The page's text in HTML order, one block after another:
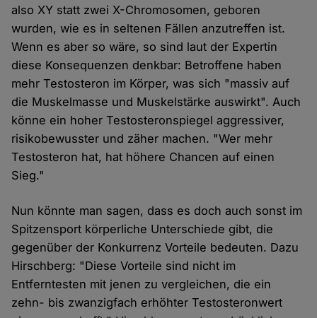
also XY statt zwei X-Chromosomen, geboren
wurden, wie es in seltenen Fällen anzutreffen ist.
Wenn es aber so wäre, so sind laut der Expertin
diese Konsequenzen denkbar: Betroffene haben
mehr Testosteron im Körper, was sich "massiv auf
die Muskelmasse und Muskelstärke auswirkt". Auch
könne ein hoher Testosteronspiegel aggressiver,
risikobewusster und zäher machen. "Wer mehr
Testosteron hat, hat höhere Chancen auf einen
Sieg."
Nun könnte man sagen, dass es doch auch sonst im
Spitzensport körperliche Unterschiede gibt, die
gegenüber der Konkurrenz Vorteile bedeuten. Dazu
Hirschberg: "Diese Vorteile sind nicht im
Entferntesten mit jenen zu vergleichen, die ein
zehn- bis zwanzigfach erhöhter Testosteronwert